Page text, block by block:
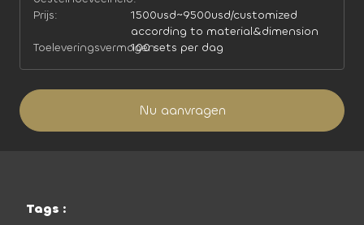
Prijs:
1500usd~9500usd/customized
according to material&dimension
Toeleveringsvermogen:100 sets per dag
Nu aanvragen
Tags :